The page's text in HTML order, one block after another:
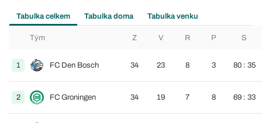
Tabulka celkem Tabulka doma Tabulka venku
Tým Z V R P S
1 FC Den Bosch 34 23 8 3 80 : 35
2 FC Groningen 34 19 7 8 69 : 33